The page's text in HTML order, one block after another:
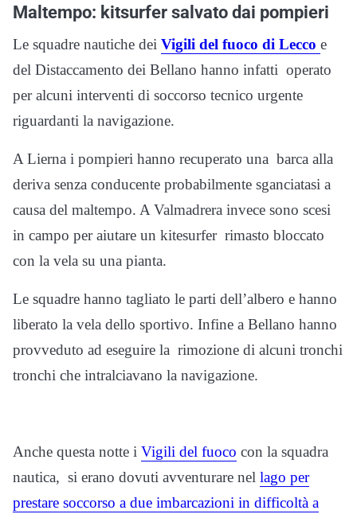
Maltempo: kitsurfer salvato dai pompieri
Le squadre nautiche dei Vigili del fuoco di Lecco e
del Distaccamento dei Bellano hanno infatti operato
per alcuni interventi di soccorso tecnico urgente
riguardanti la navigazione.
A Lierna i pompieri hanno recuperato una barca alla
deriva senza conducente probabilmente sganciatasi a
causa del maltempo. A Valmadrera invece sono scesi
in campo per aiutare un kitesurfer rimasto bloccato
con la vela su una pianta.
Le squadre hanno tagliato le parti dell’albero e hanno
liberato la vela dello sportivo. Infine a Bellano hanno
provveduto ad eseguire la rimozione di alcuni tronchi
tronchi che intralciavano la navigazione.
Anche questa notte i Vigili del fuoco con la squadra
nautica, si erano dovuti avventurare nel lago per
prestare soccorso a due imbarcazioni in difficoltà a